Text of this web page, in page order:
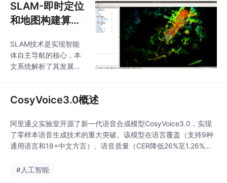
SLAM-即时定位
和地图构建算法
SLAM技术是实现智能
体自主导航的核心，本
文系统解析了其发展历
融合策略，对比分析了
构的优劣，深入探讨了
视觉-惯性、激光-惯性
等融合技术的实现方
纹理等实际挑战，提出
CosyVoice3.0概述
阿里通义实验室开源了新一代语音合成模型CosyVoice3.0，实现
了零样本语音生成技术的重大突破。该模型在语言覆盖（支持9种
通用语言和18+中文方言）、语音质量（CER降低26%至1.26%接
新性地采用监督多任务语音分词器和可微奖励模型DiffRO，解决了
#人工智能